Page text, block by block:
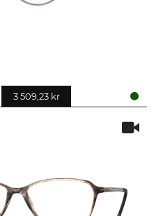
3 509,23 kr